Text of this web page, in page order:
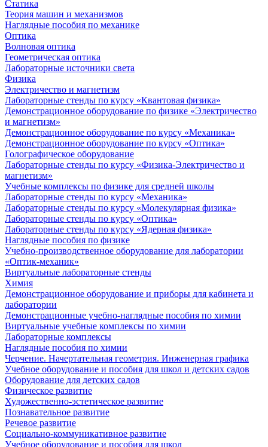
Статика
Теория машин и механизмов
Наглядные пособия по механике
Оптика
Волновая оптика
Геометрическая оптика
Лабораторные источники света
Физика
Электричество и магнетизм
Лабораторные стенды по курсу «Квантовая физика»
Демонстрационное оборудование по физике «Электричество
и магнетизм»
Демонстрационное оборудование по курсу «Механика»
Демонстрационное оборудование по курсу «Оптика»
Голографическое оборудование
Лабораторные стенды по курсу «Физика-Электричество и
магнетизм»
Учебные комплексы по физике для средней школы
Лабораторные стенды по курсу «Механика»
Лабораторные стенды по курсу «Молекулярная физика»
Лабораторные стенды по курсу «Оптика»
Лабораторные стенды по курсу «Ядерная физика»
Наглядные пособия по физике
Учебно-производственное оборудование для лаборатории
«Оптик-механик»
Виртуальные лабораторные стенды
Химия
Демонстрационное оборудование и приборы для кабинета и
лаборатории
Демонстрационные учебно-наглядные пособия по химии
Виртуальные учебные комплексы по химии
Лабораторные комплексы
Наглядные пособия по химии
Черчение. Начертательная геометрия. Инженерная графика
Учебное оборудование и пособия для школ и детских садов
Оборудование для детских садов
Физическое развитие
Художественно-эстетическое развитие
Познавательное развитие
Речевое развитие
Социально-коммуникативное развитие
Учебное оборудование и пособия для школ